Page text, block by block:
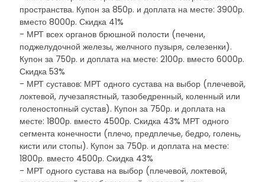
пространства. Купон за 850р. и доплата на месте: 3900р.
вместо 8000р. Скидка 41%
- МРТ всех органов брюшной полости (печени,
поджелудочной железы, желчного пузыря, селезенки).
Купон за 750р. и доплата на месте: 2100р. вместо 6000р.
Скидка 53%
- МРТ суставов: МРТ одного сустава на выбор (плечевой,
локтевой, лучезапястный, тазобедренный, коленный или
голеностопный сустав). Купон за 750р. и доплата на
месте: 1800р. вместо 4500р. Скидка 43% МРТ одного
сегмента конечности (плечо, предплечье, бедро, голень,
кисти или стопы). Купон за 750р. и доплата на месте:
1800р. вместо 4500р. Скидка 43%
- МРТ одного сустава на выбор (плечевой, локтевой,